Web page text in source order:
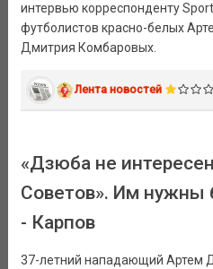
интервью корреспонденту
футболистов красно-белых
Дмитрия Комбаровых.
Лента новостей
«Дзюба не
Советов». Им нужны
- Карпов
37-летний нападающий Артем